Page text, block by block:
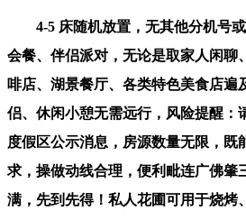
4-5 床随机放置，无其他分机号或
会餐、伴侣派对，无论是取家人闲聊
啡店、湖景餐厅、各类特色美食店遍
侣、休闲小憩无需远行，风险提醒：
度假区公示消息，房源数量无限，既
求，操做动线合理，便利毗连广佛肇
满，先到先得！私人花圃可用于烧烤